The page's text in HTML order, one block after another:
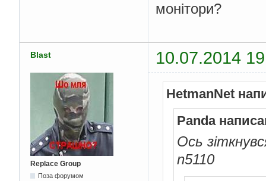
монітори?
Blast 10.07.2014
Replace Group
Поза форумом
HetmanNet
Panda
Ось
n5110